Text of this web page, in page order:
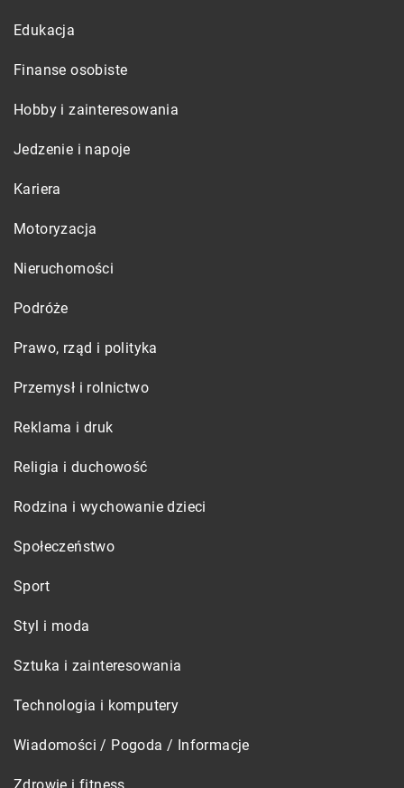
Edukacja
Finanse osobiste
Hobby i zainteresowania
Jedzenie i napoje
Kariera
Motoryzacja
Nieruchomości
Podróże
Prawo, rząd i polityka
Przemysł i rolnictwo
Reklama i druk
Religia i duchowość
Rodzina i wychowanie dzieci
Społeczeństwo
Sport
Styl i moda
Sztuka i zainteresowania
Technologia i komputery
Wiadomości / Pogoda / Informacje
Zdrowie i fitness